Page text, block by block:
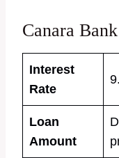
Canara
Interest
Rate
Loan
Amount